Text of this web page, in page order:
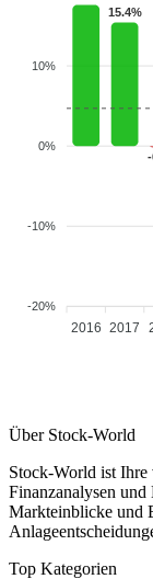
10%
0%
-10%
-20%
15.4%
2016 2017
Über Stock-World
Stock-World ist
Finanzanalysen
Markteinblicke und
Top Kategorien